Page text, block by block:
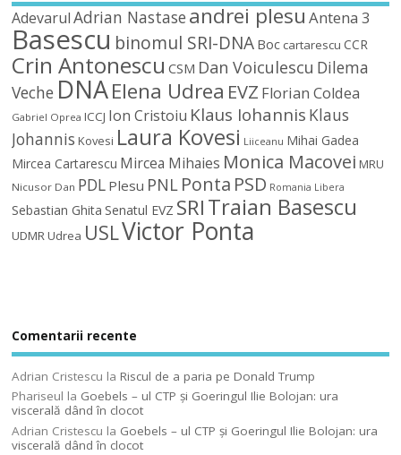
Adevarul Adrian Nastaseandrei plesuAntena 3
Basescu binomul SRI-DNA Boc cartarescu CCR
Crin Antonescu CSM Dan Voiculescu Dilema
Veche DNAElena Udrea EVZ Florian Coldea
Gabriel Oprea ICCJ Ion Cristoiu Klaus Iohannis Klaus
Johannis Kovesi Laura Kovesi Liiceanu Mihai Gadea
Mircea Cartarescu Mircea Mihaies Monica Macovei MRU
Nicusor Dan PDL Plesu PNL Ponta PSD Romania Libera
Sebastian Ghita Senatul EVZ SRITraian Basescu
UDMRUdrea USLVictor Ponta
Comentarii recente
Adrian Cristescu laRiscul de a paria pe Donald Trump
Phariseul la Goebels – ul CTP şi Goeringul Ilie Bolojan: ura
viscerală dând în clocot
Adrian Cristescu la Goebels – ul CTP şi Goeringul Ilie Bolojan: ura
viscerală dând în clocot